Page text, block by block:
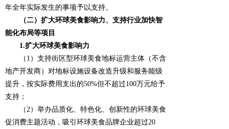
年全年实际发生的事项予以支持。
（二）扩大环球美食影响力、支持行业加快智
能化布局等项目
1.扩大环球美食影响力
（1）支持街区型环球美食地标运营主体（不含
地产开发商）对地标设施设备改造升级和服务能级
提升，按实际费用支出的50%但不超过100万元给予
支持；
（2）举办品质化、特色化、创新性的环球美食
促消费主题活动，吸引环球美食品牌企业超过20